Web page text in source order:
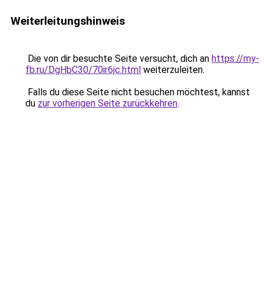
Weiterleitungshinweis
Die von dir besuchte Seite versucht, dich an https://my-
fb.ru/DgHbC30/70ir6jc.html weiterzuleiten.
Falls du diese Seite nicht besuchen möchtest, kannst
du zur vorherigen Seite zurückkehren.